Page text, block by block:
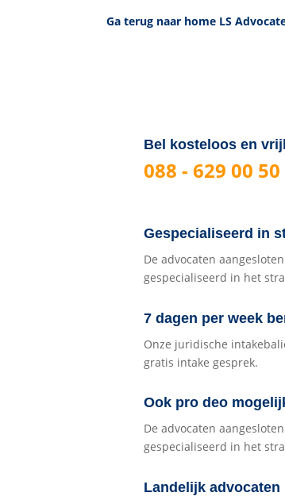
Ga terug naar home LS
Bel kosteloos en
088 - 629 00 50
Gespecialiseerd in
De advocaten
gespecialiseerd in het
7 dagen per week
Onze juridische
gratis intake gesprek.
Ook pro deo
De advocaten
gespecialiseerd in het
Landelijk advocaten